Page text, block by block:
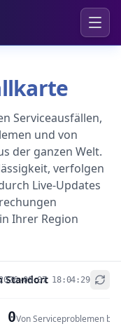
Serviceausfällen,
und von
der ganzen Welt.
verfolgen
Live-Updates
Ihrer Region
Standort
08-07 18:04:29
0Von Serviceproblemen
+